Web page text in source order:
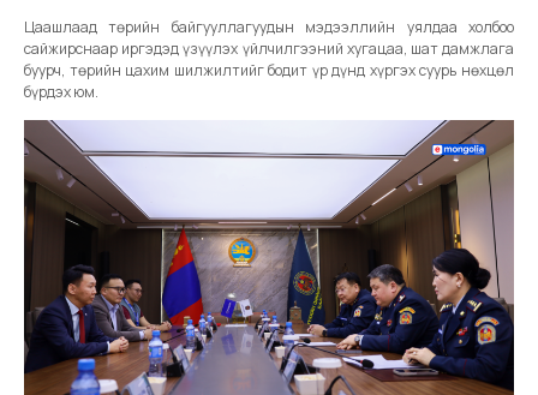
Цаашлаад төрийн байгууллагуудын мэдээллийн уялдаа холбоо
сайжирснаар иргэдэд үзүүлэх үйлчилгээний хугацаа, шат дамжлага
буурч, төрийн цахим шилжилтийг бодит үр дүнд хүргэх суурь нөхцөл
бүрдэх юм.